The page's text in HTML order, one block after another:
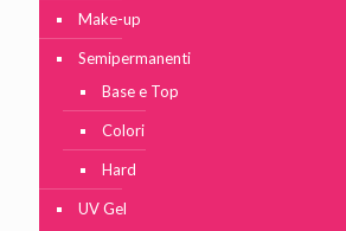
Make-up
Semipermanenti
Base e Top
Colori
Hard
UV Gel